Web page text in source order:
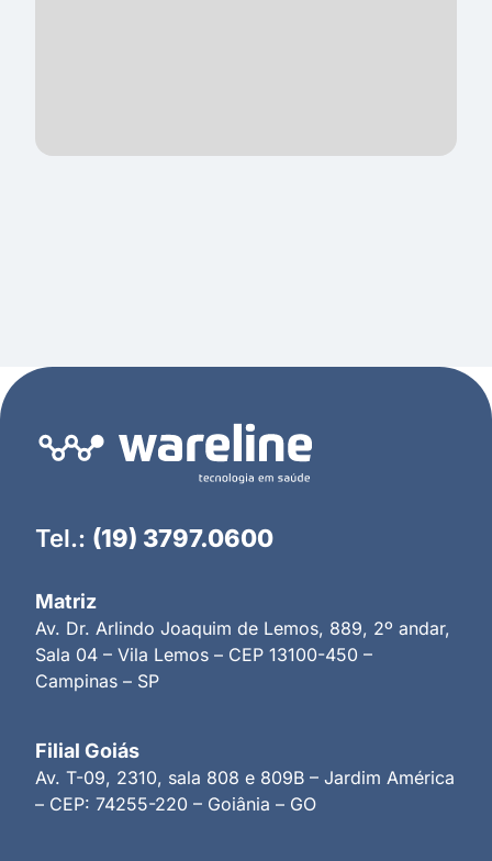
Tel.: (19) 3797.0600
Matriz
Av. Dr. Arlindo Joaquim de Lemos, 889, 2º andar,
Sala 04 – Vila Lemos – CEP 13100-450 –
Campinas – SP
Filial Goiás
Av. T-09, 2310, sala 808 e 809B – Jardim América
– CEP: 74255-220 – Goiânia – GO